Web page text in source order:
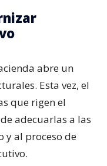
abre un
Esta vez, el
que rigen el
adecuarlas a las
y al proceso de